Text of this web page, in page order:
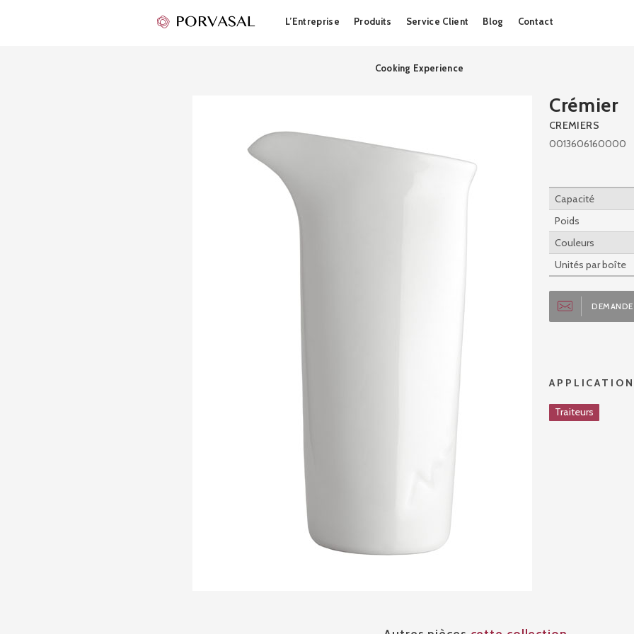
to
L’Entreprise Produits Service Client Blog Contact
Cooking Experience
Crémier
CREMIERS
0013606160000
Capacité
Poids
Couleurs
Unités par boîte
Traiteurs